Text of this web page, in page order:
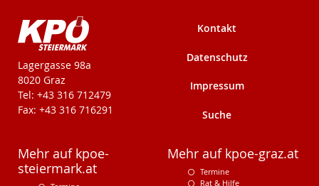
KPÖ-Steiermark
Lagergasse 98a
8020 Graz
Tel: +43 316 712479
Fax: +43 316 716291
Kontakt
Datenschutz
Impressum
Suche
Mehr auf kpoe-
steiermark.at
Mehr auf kpoe-graz.at
Termine
Rat & Hilfe